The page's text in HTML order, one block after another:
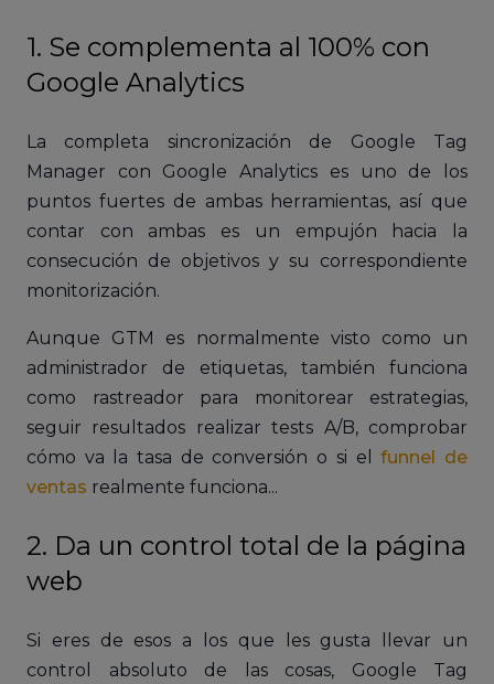
1. Se complementa al 100% con
Google Analytics
La completa sincronización de Google Tag
Manager con Google Analytics es uno de los
puntos fuertes de ambas herramientas, así que
contar con ambas es un empujón hacia la
consecución de objetivos y su correspondiente
monitorización.
Aunque GTM es normalmente visto como un
administrador de etiquetas, también funciona
como rastreador para monitorear estrategias,
seguir resultados realizar tests A/B, comprobar
cómo va la tasa de conversión o si elfunnel de
ventas realmente funciona...
2. Da un control total de la página
web
Si eres de esos a los que les gusta llevar un
control absoluto de las cosas, Google Tag